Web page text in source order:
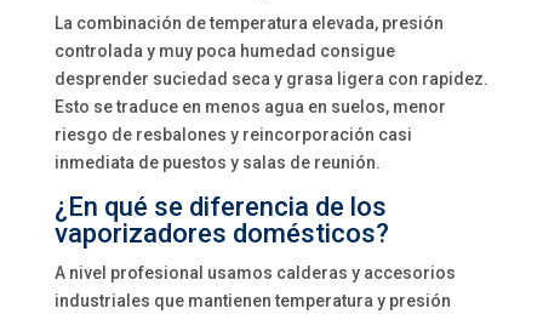
La combinación de temperatura elevada, presión
controlada y muy poca humedad consigue
desprender suciedad seca y grasa ligera con rapidez.
Esto se traduce en menos agua en suelos, menor
riesgo de resbalones y reincorporación casi
inmediata de puestos y salas de reunión.
¿En qué se diferencia de los
vaporizadores domésticos?
A nivel profesional usamos calderas y accesorios
industriales que mantienen temperatura y presión